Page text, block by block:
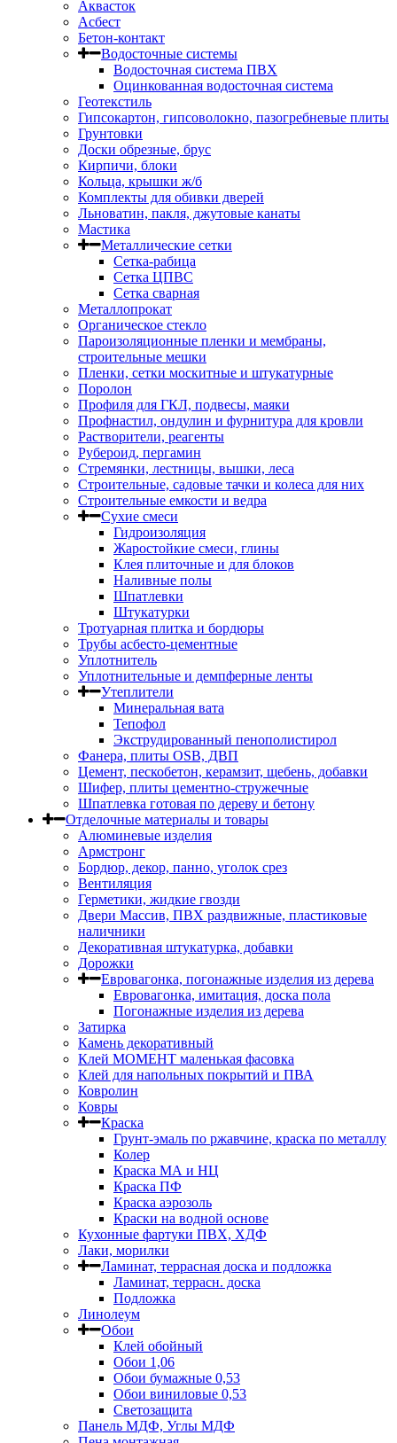
Аквасток
Асбест
Бетон-контакт
Водосточные системы
Водосточная система ПВХ
Оцинкованная водосточная система
Геотекстиль
Гипсокартон, гипсоволокно, пазогребневые плиты
Грунтовки
Доски обрезные, брус
Кирпичи, блоки
Кольца, крышки ж/б
Комплекты для обивки дверей
Льноватин, пакля, джутовые канаты
Мастика
Металлические сетки
Сетка-рабица
Сетка ЦПВС
Сетка сварная
Металлопрокат
Органическое стекло
Пароизоляционные пленки и мембраны,
строительные мешки
Пленки, сетки москитные и штукатурные
Поролон
Профиля для ГКЛ, подвесы, маяки
Профнастил, ондулин и фурнитура для кровли
Растворители, реагенты
Рубероид, пергамин
Стремянки, лестницы, вышки, леса
Строительные, садовые тачки и колеса для них
Строительные емкости и ведра
Сухие смеси
Гидроизоляция
Жаростойкие смеси, глины
Клея плиточные и для блоков
Наливные полы
Шпатлевки
Штукатурки
Тротуарная плитка и бордюры
Трубы асбесто-цементные
Уплотнитель
Уплотнительные и демпферные ленты
Утеплители
Минеральная вата
Тепофол
Экструдированный пенополистирол
Фанера, плиты OSB, ДВП
Цемент, пескобетон, керамзит, щебень, добавки
Шифер, плиты цементно-стружечные
Шпатлевка готовая по дереву и бетону
Отделочные материалы и товары
Алюминевые изделия
Армстронг
Бордюр, декор, панно, уголок срез
Вентиляция
Герметики, жидкие гвозди
Двери Массив, ПВХ раздвижные, пластиковые
наличники
Декоративная штукатурка, добавки
Дорожки
Евровагонка, погонажные изделия из дерева
Евровагонка, имитация, доска пола
Погонажные изделия из дерева
Затирка
Камень декоративный
Клей МОМЕНТ маленькая фасовка
Клей для напольных покрытий и ПВА
Ковролин
Ковры
Краска
Грунт-эмаль по ржавчине, краска по металлу
Колер
Краска МА и НЦ
Краска ПФ
Краска аэрозоль
Краски на водной основе
Кухонные фартуки ПВХ, ХДФ
Лаки, морилки
Ламинат, террасная доска и подложка
Ламинат, террасн. доска
Подложка
Линолеум
Обои
Клей обойный
Обои 1,06
Обои бумажные 0,53
Обои виниловые 0,53
Светозащита
Панель МДФ, Углы МДФ